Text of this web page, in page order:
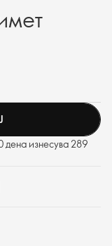
дена изнесува 289